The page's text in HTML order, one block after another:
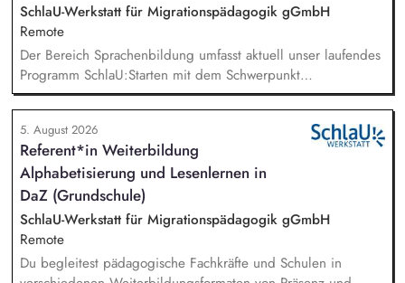
SchlaU-Werkstatt für Migrationspädagogik gGmbH
Remote
Der Bereich Sprachenbildung umfasst aktuell unser laufendes
Programm SchlaU:Starten mit dem Schwerpunkt
"Alphabetisierung in DaZ für die Grundschule" sowie
zukünftig weitere auf Unterrichtsmaterial bezogene Projekte
mit den Schwerpunkten sprachensensibles und
rassismuskritisches Deutschlernen von der Grundschule bis in
die Berufliche Bildung. Der Bereich Sprachenbildung
entwickelt in seinen Projekten dazu zielgruppengerechte und
innovative Unterrichtsmaterialien und begleitet pädagogische
Fachkräfte mit daran angeschlossenen
Weiterbildungsangeboten online wie offline.
5. August 2026
Referent*in Weiterbildung
Alphabetisierung und Lesenlernen in
DaZ (Grundschule)
SchlaU-Werkstatt für Migrationspädagogik gGmbH
Remote
Du begleitest pädagogische Fachkräfte und Schulen in